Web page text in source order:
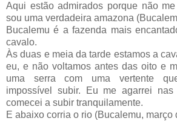
Aqui estão admirados porque não
sou uma verdadeira amazona
Bucalemu é a fazenda mais
cavalo.
Às duas e meia da tarde estamos a
eu, e não voltamos antes das oito e
uma serra com uma vertente
impossível subir. Eu me agarrei
comecei a subir tranquilamente.
E abaixo corria o rio (Bucalemu, março